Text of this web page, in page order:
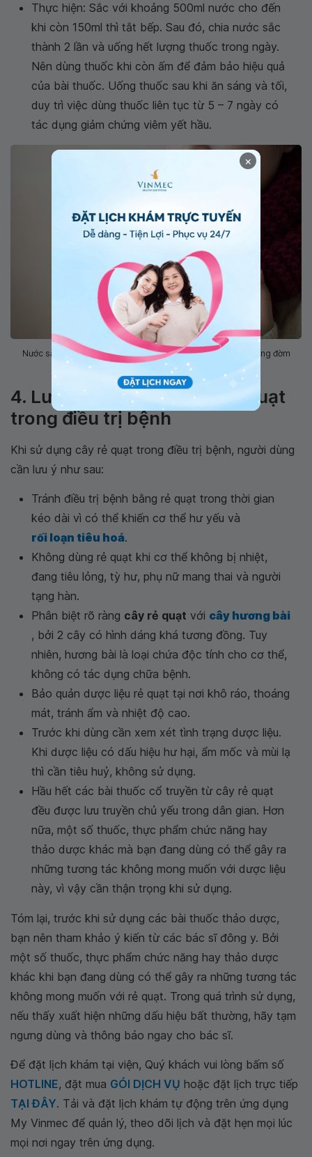
Thực hiện: Sắc với khoảng 500ml nước cho đến
khi còn 150ml thì tắt bếp. Sau đó, chia nước sắc
thành 2 lần và uống hết lượng thuốc trong ngày.
Nên dùng thuốc khi còn ấm để đảm bảo hiệu quả
của bài thuốc. Uống thuốc sau khi ăn sáng và tối,
duy trì việc dùng thuốc liên tục từ 5 – 7 ngày có
tác dụng giảm chứng viêm yết hầu.
Nước sắc của cây rẻ quạt chữa ho do có tác dụng tiêu và tống đờm
mạnh
4. Lưu ý khi sử dụng cây rẻ quạt
trong điều trị bệnh
Khi sử dụng cây rẻ quạt trong điều trị bệnh, người dùng
cần lưu ý như sau:
Tránh điều trị bệnh bằng rẻ quạt trong thời gian
kéo dài vì có thể khiến cơ thể hư yếu và
rối loạn tiêu hoá.
Không dùng rẻ quạt khi cơ thể không bị nhiệt,
đang tiêu lỏng, tỳ hư, phụ nữ mang thai và người
tạng hàn.
Phân biệt rõ ràng cây rẻ quạt với cây hương bài
, bởi 2 cây có hình dáng khá tương đồng. Tuy
nhiên, hương bài là loại chứa độc tính cho cơ thể,
không có tác dụng chữa bệnh.
Bảo quản dược liệu rẻ quạt tại nơi khô ráo, thoáng
mát, tránh ẩm và nhiệt độ cao.
Trước khi dùng cần xem xét tình trạng dược liệu.
Khi dược liệu có dấu hiệu hư hại, ẩm mốc và mùi lạ
thì cần tiêu huỷ, không sử dụng.
Hầu hết các bài thuốc cổ truyền từ cây rẻ quạt
đều được lưu truyền chủ yếu trong dân gian. Hơn
nữa, một số thuốc, thực phẩm chức năng hay
thảo dược khác mà bạn đang dùng có thể gây ra
những tương tác không mong muốn với dược liệu
này, vì vậy cần thận trọng khi sử dụng.
Tóm lại, trước khi sử dụng các bài thuốc thảo dược,
bạn nên tham khảo ý kiến từ các bác sĩ đông y. Bởi
một số thuốc, thực phẩm chức năng hay thảo dược
khác khi bạn đang dùng có thể gây ra những tương tác
không mong muốn với rẻ quạt. Trong quá trình sử dụng,
nếu thấy xuất hiện những dấu hiệu bất thường, hãy tạm
ngưng dùng và thông báo ngay cho bác sĩ.
Để đặt lịch khám tại viện, Quý khách vui lòng bấm số
HOTLINE, đặt mua GÓI DỊCH VỤ hoặc đặt lịch trực tiếp
TẠI ĐÂY. Tải và đặt lịch khám tự động trên ứng dụng
My Vinmec để quản lý, theo dõi lịch và đặt hẹn mọi lúc
mọi nơi ngay trên ứng dụng.
×